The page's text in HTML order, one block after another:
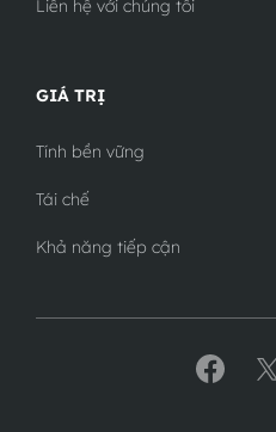
Liên hệ với chúng tôi
GIÁ TRỊ
Tính bền vững
Tái chế
Khả năng tiếp cận